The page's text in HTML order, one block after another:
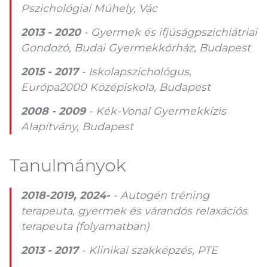
Pszichológiai Múhely, Vác
2013 - 2020- Gyermek és ifjúságpszichiátriai
Gondozó, Budai Gyermekkórház, Budapest
2015 - 2017- Iskolapszichológus,
Európa2000 Középiskola, Budapest
2008 - 2009- Kék-Vonal Gyermekkízis
Alapítvány, Budapest
Tanulmányok
2018-2019, 2024-- Autogén tréning
terapeuta, gyermek és várandós relaxációs
terapeuta (folyamatban)
2013 - 2017- Klinikai szakképzés, PTE